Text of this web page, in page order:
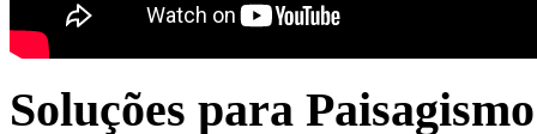
Soluções para